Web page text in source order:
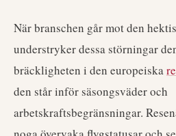
När branschen går mot den
understryker dessa störningar
bräckligheten i den europeiska
den står inför säsongsväder och
arbetskraftsbegränsningar.